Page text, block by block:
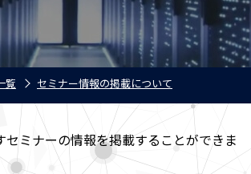
覧 セミナー情報の掲載について
セミナーの情報を掲載することができま